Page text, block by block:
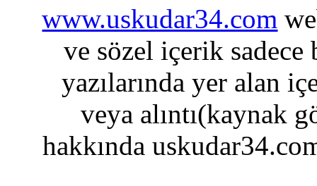
www.uskudar34.com
ve sözel içerik sadece
yazılarında yer alan
veya alıntı(kaynak
hakkında